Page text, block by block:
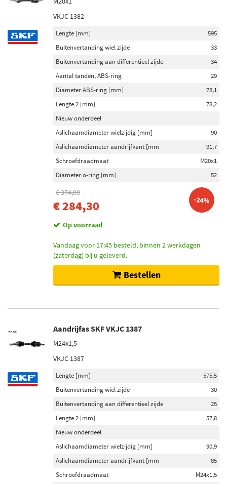
VKJC 1382
Lengte [mm]
595
Buitenvertanding wiel zijde
33
Buitenvertanding aan differentieel zijde
34
Aantal tanden, ABS-ring
29
Diameter ABS-ring [mm]
78,1
Lengte 2 [mm]
78,2
Nieuw onderdeel
Aslichaamdiameter wielzijdig [mm]
90
Aslichaamdiameter aandrijfkant [mm
91,7
Schroefdraadmaat
M20x1
Diameter o-ring [mm]
52
€ 374,08
€ 284,30 -24%
Op voorraad
Vandaag voor 17:45 besteld, binnen 2 werkdagen
(zaterdag) bij u geleverd.
Bestellen
Aandrijfas SKF VKJC 1387
M24x1,5
VKJC 1387
Lengte [mm]
575,5
Buitenvertanding wiel zijde
30
Buitenvertanding aan differentieel zijde
25
Lengte 2 [mm]
57,8
Nieuw onderdeel
Aslichaamdiameter wielzijdig [mm]
90,9
Aslichaamdiameter aandrijfkant [mm
85
Schroefdraadmaat
M24x1,5